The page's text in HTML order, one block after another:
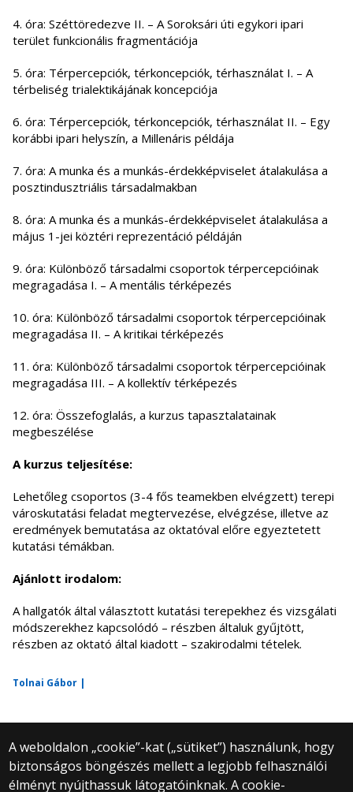
4. óra: Széttöredezve II. – A Soroksári úti egykori ipari
terület funkcionális fragmentációja
5. óra: Térpercepciók, térkoncepciók, térhasználat I. – A
térbeliség trialektikájának koncepciója
6. óra: Térpercepciók, térkoncepciók, térhasználat II. – Egy
korábbi ipari helyszín, a Millenáris példája
7. óra: A munka és a munkás-érdekképviselet átalakulása a
posztindusztriális társadalmakban
8. óra: A munka és a munkás-érdekképviselet átalakulása a
május 1-jei köztéri reprezentáció példáján
9. óra: Különböző társadalmi csoportok térpercepcióinak
megragadása I. – A mentális térképezés
10. óra: Különböző társadalmi csoportok térpercepcióinak
megragadása II. – A kritikai térképezés
11. óra: Különböző társadalmi csoportok térpercepcióinak
megragadása III. – A kollektív térképezés
12. óra: Összefoglalás, a kurzus tapasztalatainak
megbeszélése
A kurzus teljesítése:
Lehetőleg csoportos (3-4 fős teamekben elvégzett) terepi
városkutatási feladat megtervezése, elvégzése, illetve az
eredmények bemutatása az oktatóval előre egyeztetett
kutatási témákban.
Ajánlott irodalom:
A hallgatók által választott kutatási terepekhez és vizsgálati
módszerekhez kapcsolódó – részben általuk gyűjtött,
részben az oktató által kiadott – szakirodalmi tételek.
Tolnai Gábor |
A weboldalon „cookie”-kat („sütiket”) használunk, hogy
biztonságos böngészés mellett a legjobb felhasználói
élményt nyújthassuk látogatóinknak. A cookie-
© 2025 Eötvös Loránd Tudományegyetem
Minden jog fenntartva.